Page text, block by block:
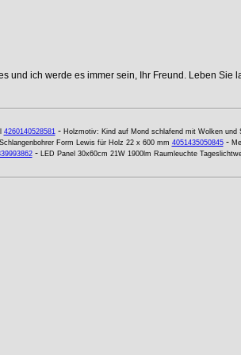
und ich werde es immer sein, Ihr Freund. Leben Sie
4260140528581- Holzmotiv: Kind auf Mond schlafend mit Wolken und
Schlangenbohrer Form Lewis für Holz 22 x 600 mm 4051435050845-
- LED Panel 30x60cm 21W 1900lm Raumleuchte